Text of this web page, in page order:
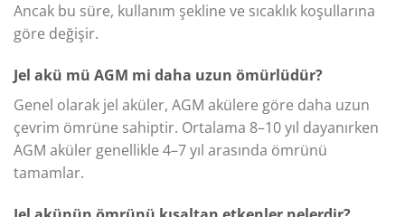
Ancak bu süre, kullanım şekline ve sıcaklık koşullarına
göre değişir.
Jel akü mü AGM mi daha uzun ömürlüdür?
Genel olarak jel aküler, AGM akülere göre daha uzun
çevrim ömrüne sahiptir. Ortalama 8–10 yıl dayanırken
AGM aküler genellikle 4–7 yıl arasında ömrünü
tamamlar.